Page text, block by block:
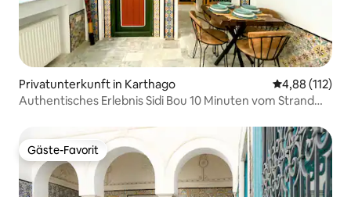
Privatunterkunft in Karthago
4,88 (112)
Authentisches Erlebnis Sidi Bou 10 Minuten vom Strand
Gäste-Favorit
Gäste-Favorit